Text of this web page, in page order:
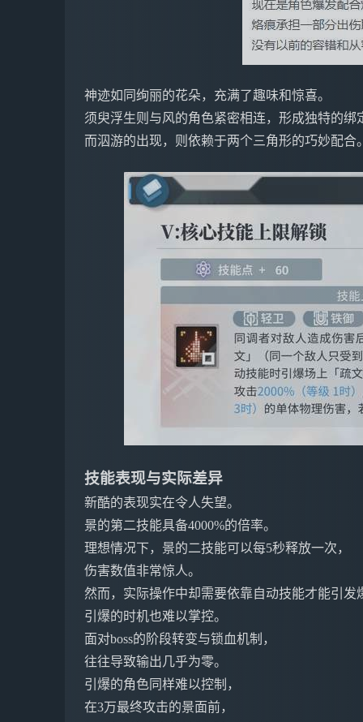
神迹如同绚丽的花朵，充满了趣味和惊喜。
须臾浮生则与风的角色紧密相连，形成独特的绑
而泅游的出现，则依赖于两个三角形的巧妙配合
技能表现与实际差异
新酷的表现实在令人失望。
景的第二技能具备4000%的倍率。
理想情况下，景的二技能可以每5秒释放一次，
伤害数值非常惊人。
然而，实际操作中却需要依靠自动技能才能引发
引爆的时机也难以掌控。
面对boss的阶段转变与锁血机制，
往往导致输出几乎为零。
引爆的角色同样难以控制，
在3万最终攻击的景面前，